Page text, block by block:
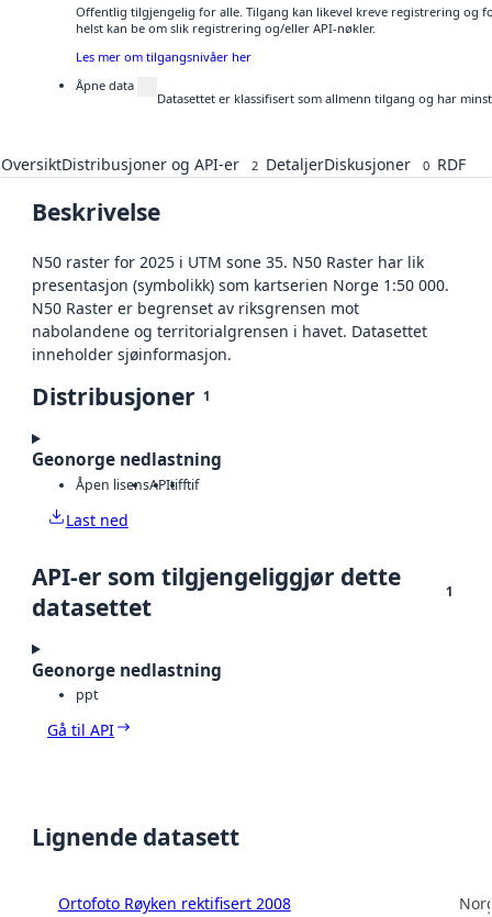
Offentlig tilgjengelig for alle. Tilgang kan likevel kreve registrering og
helst kan be om slik registrering og/eller API-nøkler.
Les mer om tilgangsnivåer her
Åpne data
Datasettet er klassifisert som allmenn tilgang og har
OversiktDistribusjoner og API-er 2 DetaljerDiskusjoner 0 RDF
Beskrivelse
N50 raster for 2025 i UTM sone 35. N50 Raster har lik
presentasjon (symbolikk) som kartserien Norge 1:50 000.
N50 Raster er begrenset av riksgrensen mot
nabolandene og territorialgrensen i havet. Datasettet
inneholder sjøinformasjon.
Distribusjoner 1
Geonorge nedlastning
Åpen lisensAPItifftif
Last ned
API-er som tilgjengeliggjør dette
datasettet
1
Geonorge nedlastning
ppt
Gå til API
Lignende datasett
Ortofoto Røyken rektifisert 2008